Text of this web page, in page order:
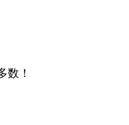
数！